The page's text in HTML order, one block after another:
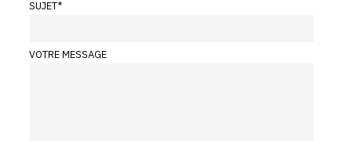
SUJET*
VOTRE MESSAGE